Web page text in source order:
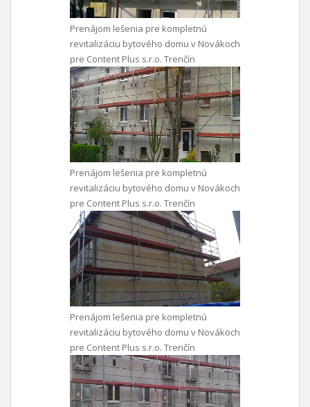
Prenájom lešenia pre kompletnú
revitalizáciu bytového domu v Novákoch
pre Content Plus s.r.o. Trenčín
Prenájom lešenia pre kompletnú
revitalizáciu bytového domu v Novákoch
pre Content Plus s.r.o. Trenčín
Prenájom lešenia pre kompletnú
revitalizáciu bytového domu v Novákoch
pre Content Plus s.r.o. Trenčín